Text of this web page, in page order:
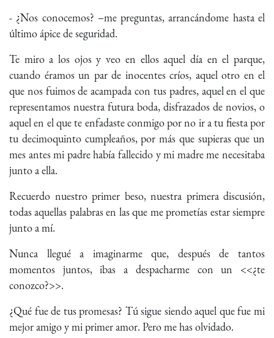
- ¿Nos conocemos? –me preguntas, arrancándome hasta el
último ápice de seguridad.
Te miro a los ojos y veo en ellos aquel día en el parque,
cuando éramos un par de inocentes críos, aquel otro en el
que nos fuimos de acampada con tus padres, aquel en el que
representamos nuestra futura boda, disfrazados de novios, o
aquel en el que te enfadaste conmigo por no ir a tu fiesta por
tu decimoquinto cumpleaños, por más que supieras que un
mes antes mi padre había fallecido y mi madre me necesitaba
junto a ella.
Recuerdo nuestro primer beso, nuestra primera discusión,
todas aquellas palabras en las que me prometías estar siempre
junto a mí.
Nunca llegué a imaginarme que, después de tantos
momentos juntos, ibas a despacharme con un <<¿te
conozco?>>.
¿Qué fue de tus promesas? Tú sigue siendo aquel que fue mi
mejor amigo y mi primer amor. Pero me has olvidado.